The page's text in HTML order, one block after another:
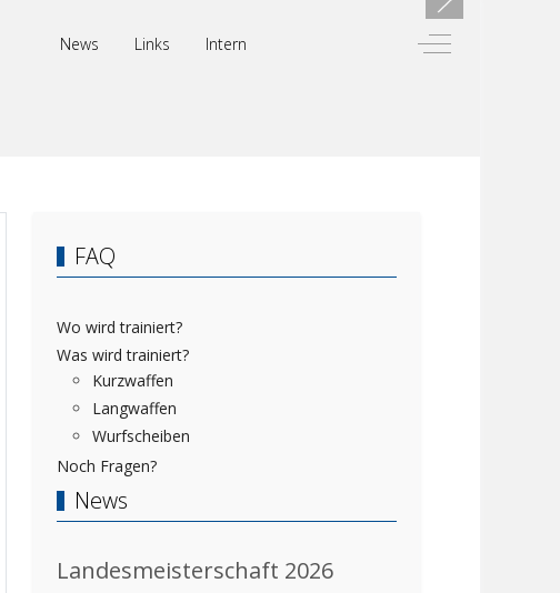
News Links Intern Off-Canvas
FAQ
Wo wird trainiert?
Was wird trainiert?
Kurzwaffen
Langwaffen
Wurfscheiben
Noch Fragen?
News
Landesmeisterschaft 2026